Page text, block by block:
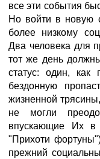
все эти события
Но войти в новую
более низкому
Два человека для
тот же день
статус: один,
бездонную
жизненной
не могли
впускающие Их в
"Прихоти
прежний